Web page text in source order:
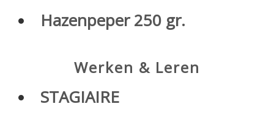
Hazenpeper 250 gr.
Werken & Leren
STAGIAIRE